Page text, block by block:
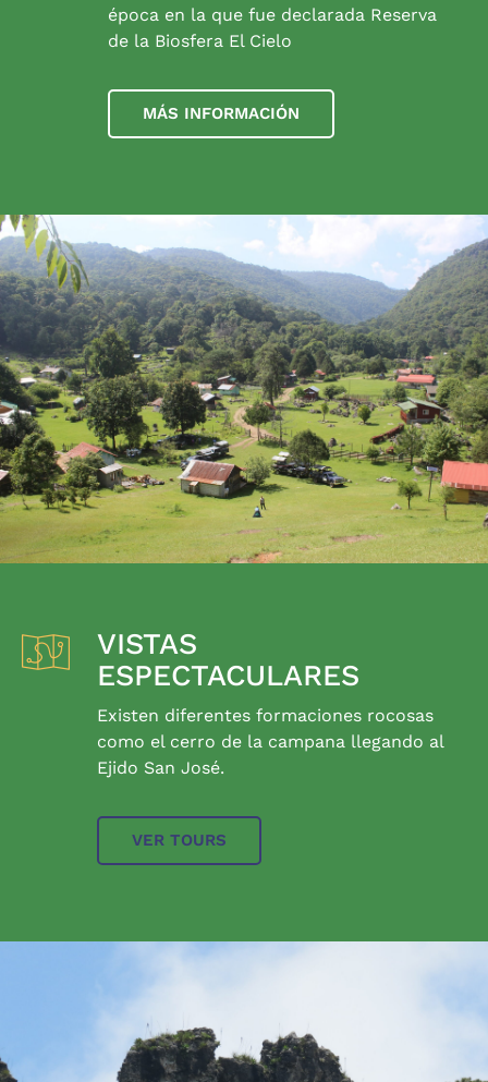
época en la que fue declarada Reserva
de la Biosfera El Cielo
MÁS INFORMACIÓN
VISTAS
ESPECTACULARES
Existen diferentes formaciones rocosas
como el cerro de la campana llegando al
Ejido San José.
VER TOURS